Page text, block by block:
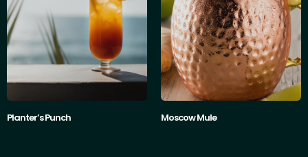
Planter’s Punch Moscow Mule